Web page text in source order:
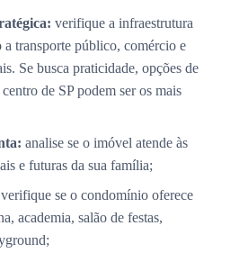
verifique a infraestrutura
a transporte público, comércio e
Se busca praticidade, opções de
de SP podem ser os mais
analise se o imóvel atende às
e futuras da sua família;
verifique se o condomínio oferece
academia, salão de festas,